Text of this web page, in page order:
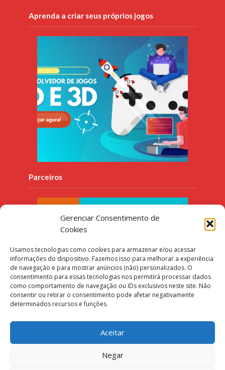
Gerenciar Consentimento de
Cookies
Usamos tecnologias como cookies para armazenar e/ou acessar
informações do dispositivo. Fazemos isso para melhorar a experiência
de navegação e para mostrar anúncios (não) personalizados. O
consentimento para essas tecnologias nos permitirá processar dados
como comportamento de navegação ou IDs exclusivos neste site. Não
consentir ou retirar o consentimento pode afetar negativamente
determinados recursos e funções.
Aceitar
Negar
Aprenda a criar seus próprios jogos
Parceiros